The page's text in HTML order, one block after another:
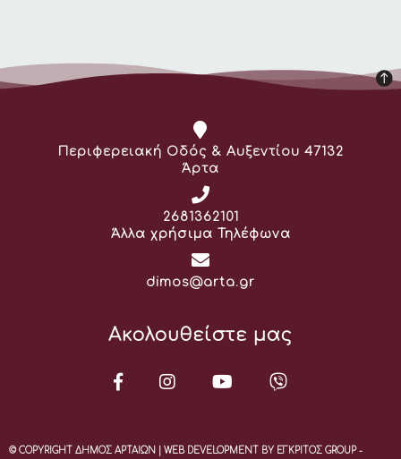
Διεύθυνση:
Περιφερειακή Οδός & Αυξεντίου 47132
Άρτα
Τηλέφωνο:
2681362101
Άλλα χρήσιμα Τηλέφωνα
Email:
dimos@arta.gr
Ακολουθείστε μας
© COPYRIGHT ΔΗΜΟΣ ΑΡΤΑΙΩΝ | WEB DEVELOPMENT BY ΕΓΚΡΙΤΟΣ GROUP -